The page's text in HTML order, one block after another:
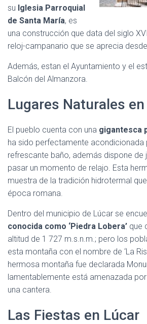
su Iglesia Parroquial
de Santa María, es
una construcción que data del siglo
reloj-campanario que se aprecia
Además, estan el Ayuntamiento y el
Balcón del Almanzora.
Lugares Naturales
El pueblo cuenta con una gigantesca
ha sido perfectamente acondicionada
refrescante baño, además dispone de
pasar un momento de relajo. Esta
muestra de la tradición hidrotermal
época romana.
Dentro del municipio de Lúcar se
conocida como ‘Piedra Lobera’ que
altitud de 1 727 m.s.n.m.; pero los
esta montaña con el nombre de ‘La
hermosa montaña fue declarada
lamentablemente está amenazada
una cantera.
Las Fiestas en Lúcar